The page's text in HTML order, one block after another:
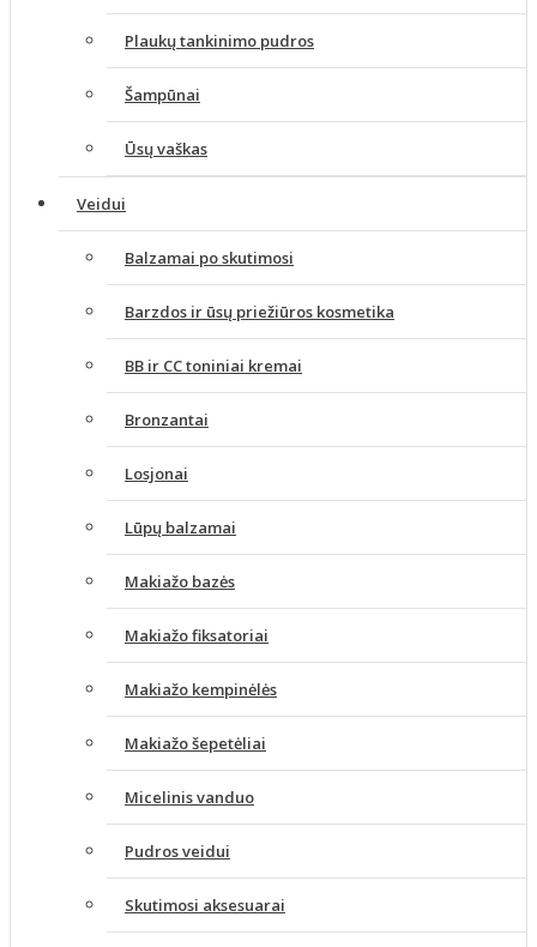
Plaukų tankinimo pudros
Šampūnai
Ūsų vaškas
Veidui
Balzamai po skutimosi
Barzdos ir ūsų priežiūros kosmetika
BB ir CC toniniai kremai
Bronzantai
Losjonai
Lūpų balzamai
Makiažo bazės
Makiažo fiksatoriai
Makiažo kempinėlės
Makiažo šepetėliai
Micelinis vanduo
Pudros veidui
Skutimosi aksesuarai